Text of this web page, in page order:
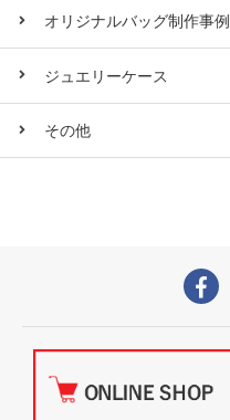
オリジナルバッグ制作事例
ジュエリーケース
その他